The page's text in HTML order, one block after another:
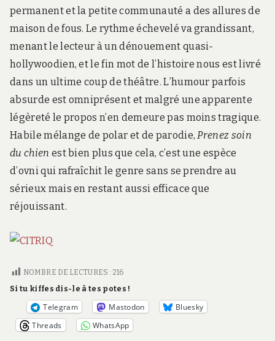
permanent et la petite communauté a des allures de
maison de fous. Le rythme échevelé va grandissant,
menant le lecteur à un dénouement quasi-
hollywoodien, et le fin mot de l’histoire nous est livré
dans un ultime coup de théâtre. L’humour parfois
absurde est omniprésent et malgré une apparente
légèreté le propos n’en demeure pas moins tragique.
Habile mélange de polar et de parodie,Prenez soin
du chien est bien plus que cela, c’est une espèce
d’ovni qui rafraîchit le genre sans se prendre au
sérieux mais en restant aussi efficace que
réjouissant.
NOMBRE DE LECTURES : 216
Si tu kiffes dis-le à tes potes !
Telegram Mastodon
Bluesky
Threads
WhatsApp